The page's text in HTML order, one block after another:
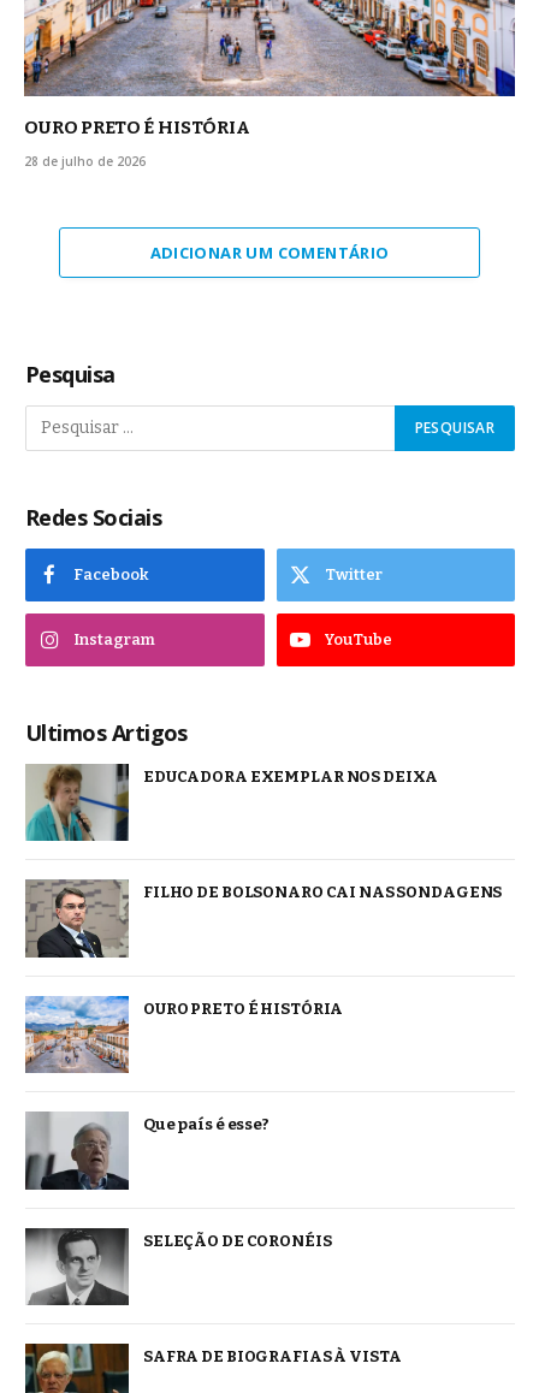
OURO PRETO É HISTÓRIA
28 de julho de 2026
ADICIONAR UM COMENTÁRIO
Pesquisa
Redes Sociais
Facebook Twitter
Instagram YouTube
Ultimos Artigos
EDUCADORA EXEMPLAR NOS DEIXA
FILHO DE BOLSONARO CAI NAS SONDAGENS
OURO PRETO É HISTÓRIA
Que país é esse?
SELEÇÃO DE CORONÉIS
SAFRA DE BIOGRAFIAS À VISTA